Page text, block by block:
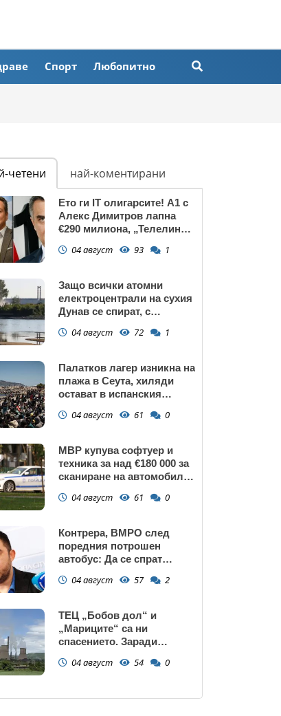
Спорт Любопитно
четени най-коментирани
Ето ги IT олигарсите! А1 с
Алекс Димитров лапна
€290 милиона, „Телелинк”
млн. евро БЕЗ
04 август 93 1
Защо всички атомни
електроцентрали на сухия
Дунав се спират, с
"Козлодуй"?
04 август 72 1
Палатков лагер изникна на
плажа в Сеута, хиляди
остават в испанския
04 август 61 0
МВР купува софтуер и
техника за над €180 000 за
сканиране на автомобили
04 август 61 0
Контрера, ВМРО след
поредния потрошен
автобус: Да се спрат
махали и гета в София!
04 август 57 2
ТЕЦ „Бобов дол“ и
„Мариците“ са ни
спасението. Заради
Козлодуй може да спре
04 август 54 0